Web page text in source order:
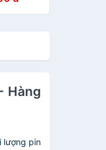
Shoe
Hàng
lượng pin